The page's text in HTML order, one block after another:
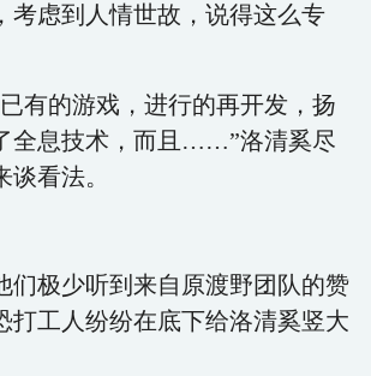
考虑到人情世故，说得这么专
有的游戏，进行的再开发，扬
全息技术，而且……”洛清奚尽
看法。
们极少听到来自原渡野团队的赞
打工人纷纷在底下给洛清奚竖大